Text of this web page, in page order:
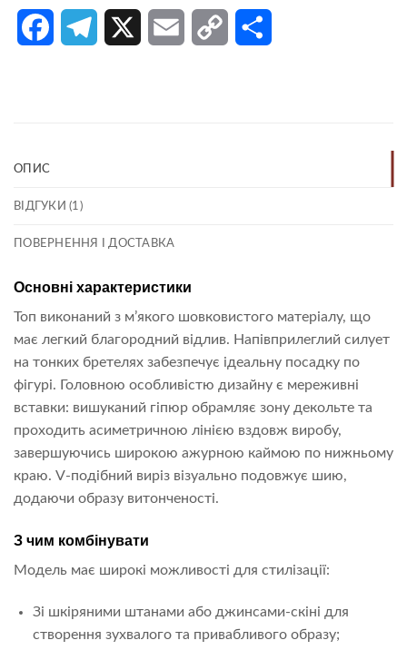
FacebookTelegram Email Copy
ОПИС
ВІДГУКИ (1)
ПОВЕРНЕННЯ І ДОСТАВКА
Основні характеристики
Топ виконаний з м’якого шовковистого матеріалу, що
має легкий благородний відлив. Напівприлеглий силует
на тонких бретелях забезпечує ідеальну посадку по
фігурі. Головною особливістю дизайну є мереживні
вставки: вишуканий гіпюр обрамляє зону декольте та
проходить асиметричною лінією вздовж виробу,
завершуючись широкою ажурною каймою по нижньому
краю. V-подібний виріз візуально подовжує шию,
додаючи образу витонченості.
З чим комбінувати
Модель має широкі можливості для стилізації:
Зі шкіряними штанами або джинсами-скіні для
створення зухвалого та привабливого образу;